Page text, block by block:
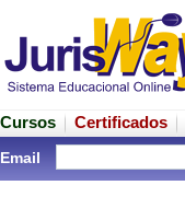
Cursos Certificados
Email